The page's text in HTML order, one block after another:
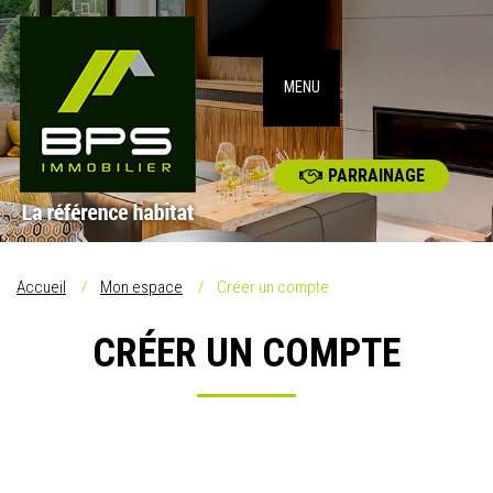
MENU
PARRAINAGE
Accueil Mon espace Créer un compte
CRÉER UN COMPTE